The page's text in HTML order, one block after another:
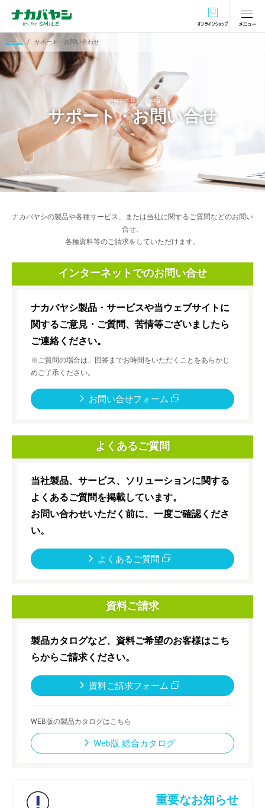
オンラインショ
ホーム サポート・お問い合わせ
Support & Contact
サポート・お問い合せ
ナカバヤシの製品や各種サービス、または当社に関するご質問などのお問い
合せ、
各種資料等のご請求をしていただけます。
インターネットでのお問い合せ
ナカバヤシ製品・サービスや当ウェブサイトに
関するご意見・ご質問、苦情等ございましたら
ご連絡ください。
※ご質問の場合は、回答までお時間をいただくことをあらかじ
めご了承ください。
お問い合せフォーム
よくあるご質問
当社製品、サービス、ソリューションに関する
よくあるご質問を掲載しています。
お問い合わせいただく前に、一度ご確認くださ
い。
よくあるご質問
資料ご請求
製品カタログなど、資料ご希望のお客様はこち
らからご請求ください。
資料ご請求フォーム
WEB版の製品カタログはこちら
Web版 総合カタログ
重要なお知らせ